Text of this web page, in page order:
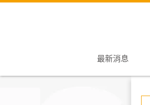
最新消息